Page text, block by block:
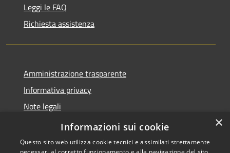
Leggi le FAQ
Richiesta assistenza
Amministrazione trasparente
Informativa privacy
Note legali
Dichiarazione di accessibilità
×
Informazioni sui cookie
Questo sito web utilizza cookie tecnici e assimilati strettamente